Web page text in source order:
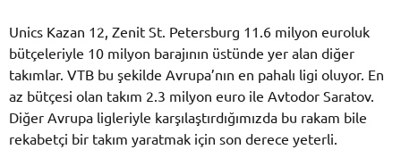
Unics Kazan 12, Zenit St. Petersburg 11.6 milyon euroluk
bütçeleriyle 10 milyon barajının üstünde yer alan diğer
takımlar. VTB bu şekilde Avrupa’nın en pahalı ligi oluyor. En
az bütçesi olan takım 2.3 milyon euro ile Avtodor Saratov.
Diğer Avrupa ligleriyle karşılaştırdığımızda bu rakam bile
rekabetçi bir takım yaratmak için son derece yeterli.